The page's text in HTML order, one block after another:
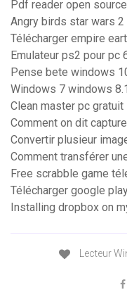
Pdf reader open
Angry birds star wars
Télécharger empire
Emulateur ps2 pour pc
Pense bete windows
Windows 7 windows
Clean master pc gratuit
Comment on dit
Convertir plusieur
Comment transférer
Free scrabble game
Télécharger google
Installing dropbox on
Lecteur